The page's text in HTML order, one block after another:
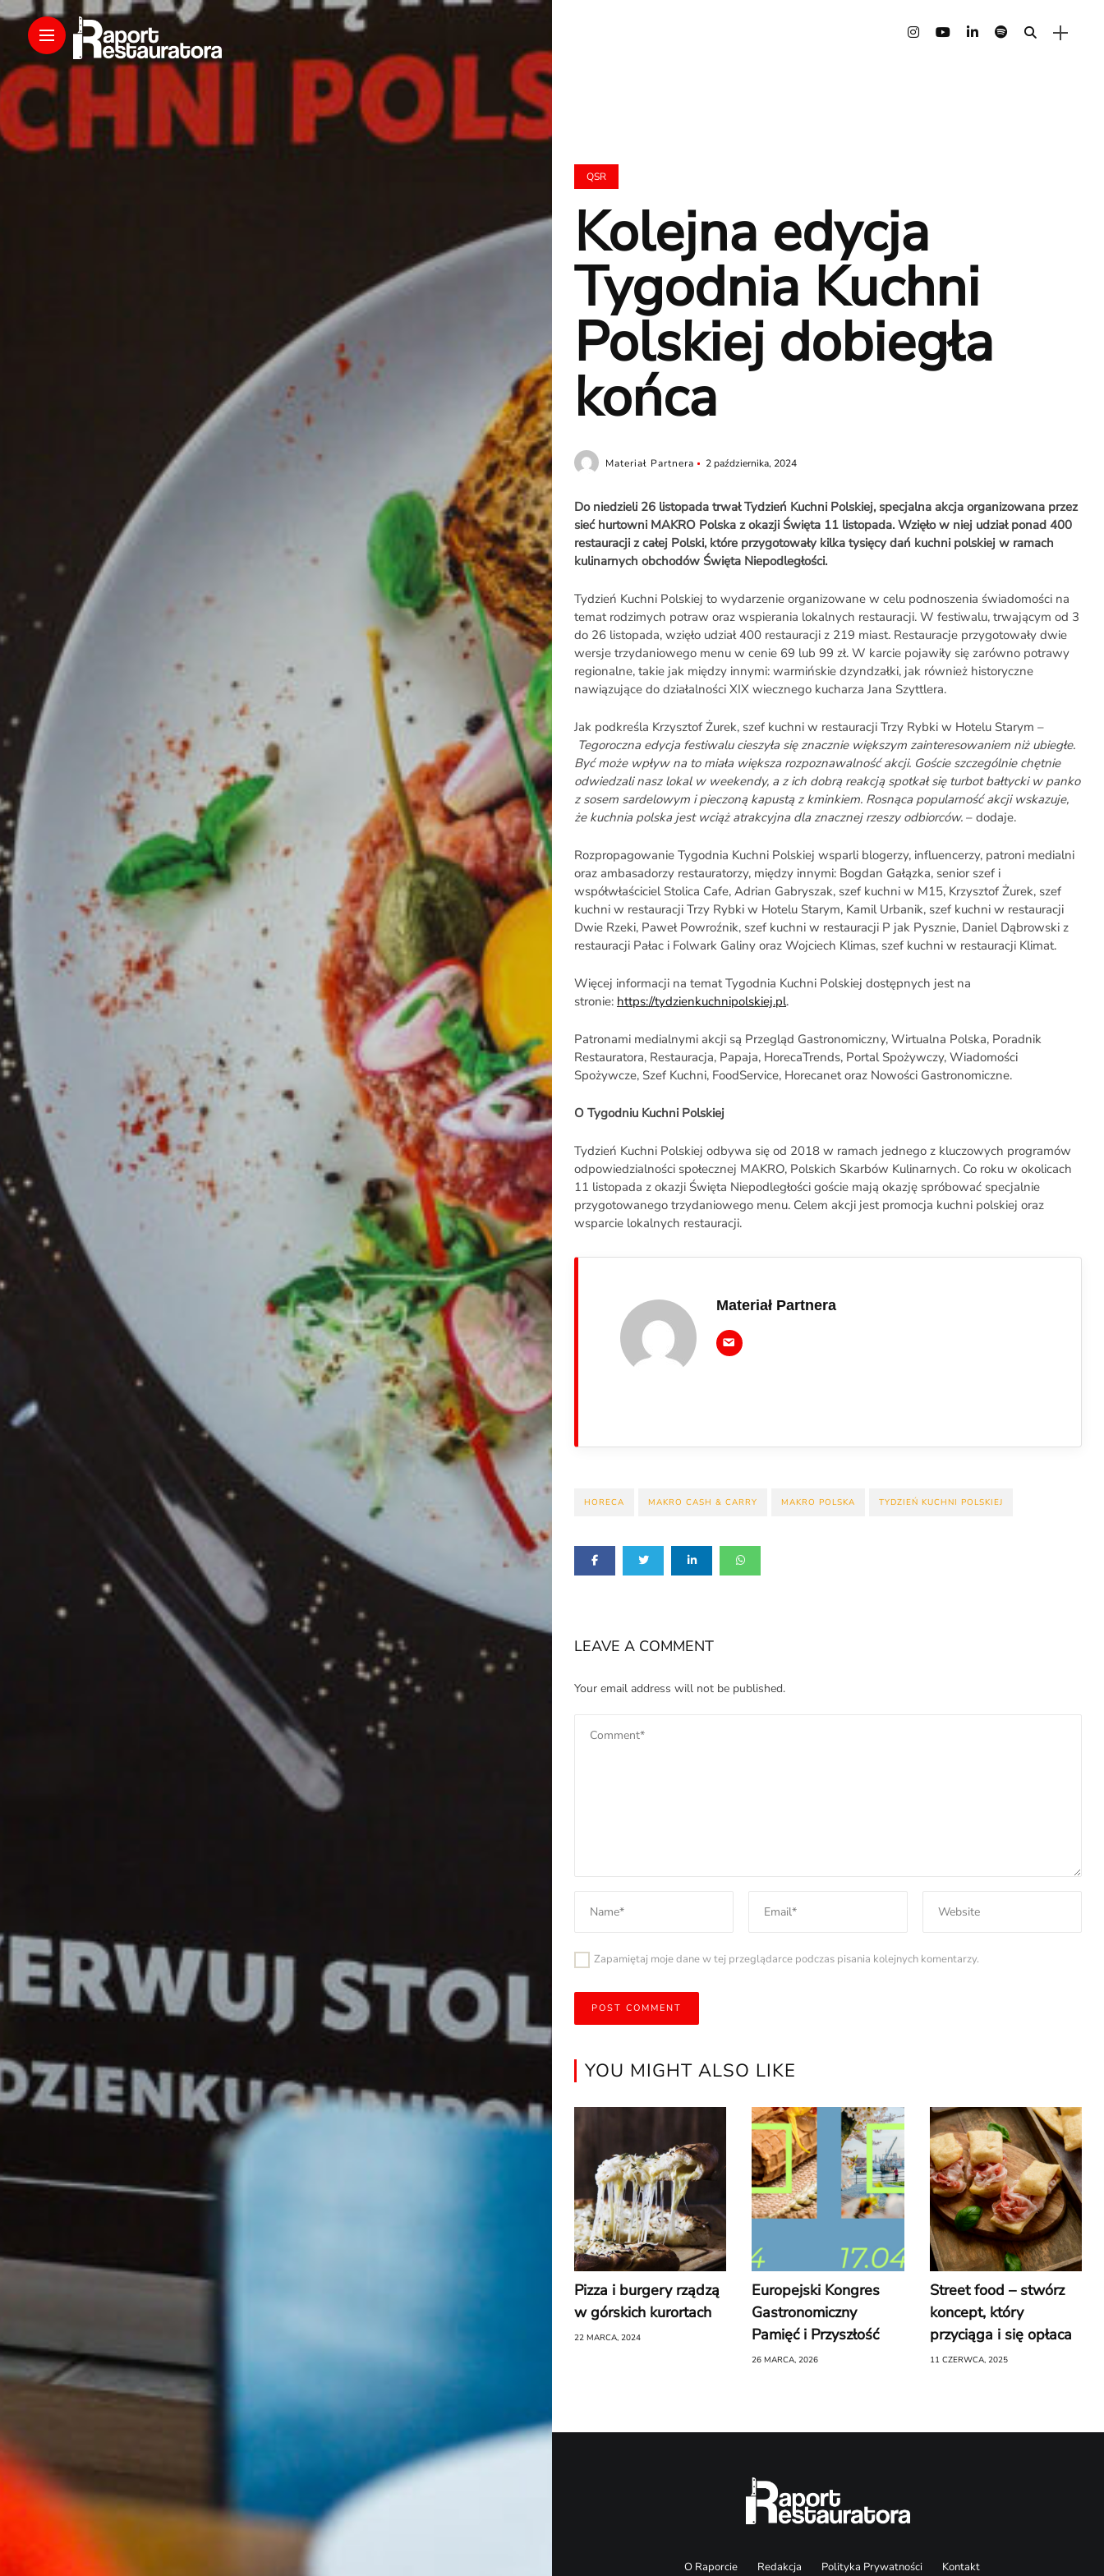
O
Raporcie
Redakcja
Kontakt
Newsletter
RR.pl
Rozmowa
QSR
Kolejna edycja
Tygodnia Kuchni
Polskiej dobiegła
końca
Materiał Partnera 2 października, 2024
Do niedzieli 26 listopada trwał Tydzień Kuchni Polskiej, specjalna akcja organizowana przez
sieć hurtowni MAKRO Polska z okazji Święta 11 listopada. Wzięło w niej udział ponad 400
restauracji z całej Polski, które przygotowały kilka tysięcy dań kuchni polskiej w ramach
kulinarnych obchodów Święta Niepodległości.
Tydzień Kuchni Polskiej to wydarzenie organizowane w celu podnoszenia świadomości na
temat rodzimych potraw oraz wspierania lokalnych restauracji. W festiwalu, trwającym od 3
do 26 listopada, wzięło udział 400 restauracji z 219 miast. Restauracje przygotowały dwie
wersje trzydaniowego menu w cenie 69 lub 99 zł. W karcie pojawiły się zarówno potrawy
regionalne, takie jak między innymi: warmińskie dzyndzałki, jak również historyczne
nawiązujące do działalności XIX wiecznego kucharza Jana Szyttlera.
Jak podkreśla Krzysztof Żurek, szef kuchni w restauracji Trzy Rybki w Hotelu Starym –
Tegoroczna edycja festiwalu cieszyła się znacznie większym zainteresowaniem niż ubiegłe.
Być może wpływ na to miała większa rozpoznawalność akcji. Goście szczególnie chętnie
odwiedzali nasz lokal w weekendy, a z ich dobrą reakcją spotkał się turbot bałtycki w panko
z sosem sardelowym i pieczoną kapustą z kminkiem. Rosnąca popularność akcji wskazuje,
że kuchnia polska jest wciąż atrakcyjna dla znacznej rzeszy odbiorców. – dodaje.
Rozpropagowanie Tygodnia Kuchni Polskiej wsparli blogerzy, influencerzy, patroni medialni
oraz ambasadorzy restauratorzy, między innymi: Bogdan Gałązka, senior szef i
współwłaściciel Stolica Cafe, Adrian Gabryszak, szef kuchni w M15, Krzysztof Żurek, szef
kuchni w restauracji Trzy Rybki w Hotelu Starym, Kamil Urbanik, szef kuchni w restauracji
Dwie Rzeki, Paweł Powroźnik, szef kuchni w restauracji P jak Pysznie, Daniel Dąbrowski z
restauracji Pałac i Folwark Galiny oraz Wojciech Klimas, szef kuchni w restauracji Klimat.
Więcej informacji na temat Tygodnia Kuchni Polskiej dostępnych jest na
stronie: https://tydzienkuchnipolskiej.pl.
Patronami medialnymi akcji są Przegląd Gastronomiczny, Wirtualna Polska, Poradnik
Restauratora, Restauracja, Papaja, HorecaTrends, Portal Spożywczy, Wiadomości
Spożywcze, Szef Kuchni, FoodService, Horecanet oraz Nowości Gastronomiczne.
O Tygodniu Kuchni Polskiej
Tydzień Kuchni Polskiej odbywa się od 2018 w ramach jednego z kluczowych programów
odpowiedzialności społecznej MAKRO, Polskich Skarbów Kulinarnych. Co roku w okolicach
11 listopada z okazji Święta Niepodległości goście mają okazję spróbować specjalnie
przygotowanego trzydaniowego menu. Celem akcji jest promocja kuchni polskiej oraz
wsparcie lokalnych restauracji.
Materiał Partnera
HORECA MAKRO CASH & CARRY MAKRO POLSKA TYDZIEŃ KUCHNI POLSKIEJ
LEAVE A COMMENT
Your email address will not be published.
Zapamiętaj moje dane w tej przeglądarce podczas pisania kolejnych komentarzy.
YOU MIGHT ALSO LIKE
Pizza i burgery rządzą
w górskich kurortach
22 MARCA, 2024
Europejski Kongres
Gastronomiczny
Pamięć i Przyszłość
26 MARCA, 2026
Street food – stwórz
koncept, który
przyciąga i się opłaca
11 CZERWCA, 2025
O Raporcie Redakcja Polityka Prywatności Kontakt